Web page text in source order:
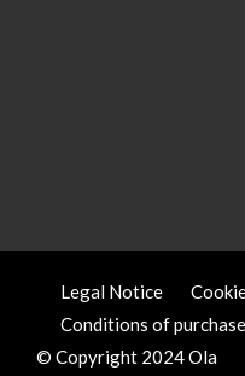
Legal Notice
Conditions of purchase
© Copyright 2024 Ola